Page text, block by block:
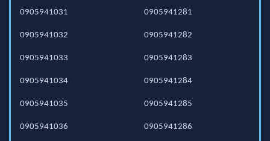
0905941031
0905941032
0905941033
0905941034
0905941035
0905941036
0905941281
0905941282
0905941283
0905941284
0905941285
0905941286